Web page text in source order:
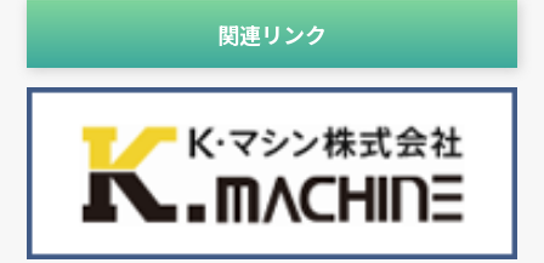
関連リンク